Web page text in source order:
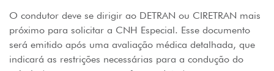
O condutor deve se dirigir ao DETRAN ou CIRETRAN mais
próximo para solicitar a CNH Especial. Esse documento
será emitido após uma avaliação médica detalhada, que
indicará as restrições necessárias para a condução do